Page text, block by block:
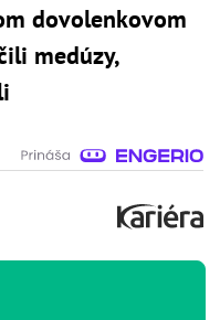
dovolenkovom
medúzy,